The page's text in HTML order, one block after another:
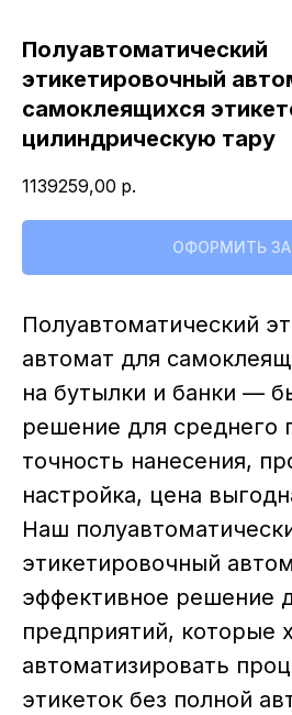
Российский
+7 (495) 677-
Задать вопрос в
WhatsApp
ПОЛУЧИТЬ
Отправить ТЗ на
Свяжитесь с нами,
мы сейчас онлайн:
Свяжитесь с
мы сейчас
Полуавтоматический
этикетировочный
самоклеящихся
цилиндрическую тару
1139259,00 р.
ОФОРМИТЬ
Полуавтоматический
автомат для
на бутылки и банки —
решение для среднего
точность нанесения,
настройка, цена
Наш
этикетировочный
эффективное решение
предприятий, которые
автоматизировать
этикеток без полной